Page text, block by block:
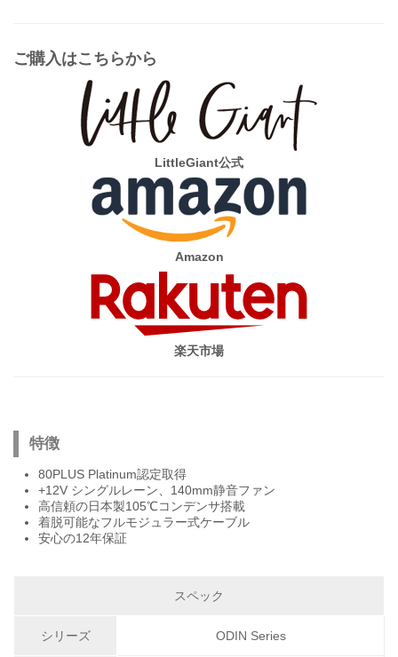
ご購入はこちらから
LittleGiant公式
Amazon
楽天市場
特徴
80PLUS Platinum認定取得
+12V シングルレーン、140mm静音ファン
高信頼の日本製105℃コンデンサ搭載
着脱可能なフルモジュラー式ケーブル
安心の12年保証
スペック
シリーズ ODIN Series